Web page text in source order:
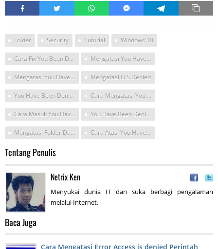
Folder Security Tutorial Windows 10
Cara Fix You Been Denied Permission To Access This Folder Mengatasi You Have Been Denied Permission To Access This Folder
Mengatasi You Have Been Denied Permission To Acces This Folder Mengatasi O S Denied
You Have Been Denied Permission To Access This Folder Trus Membukanya Gmna Cara Mengatasi You Have Been Denied Permission To Access This Folder
Cara Masuk You Have Been Denied Permission To Access This Folder You Have Been Denied Permission To Acces This Folder
Mengatasi Folder Danied Permission Cara Atasi You Have Been Denied Permission To Access This Folder
Tentang Penulis
Netrix Ken
Menyukai dunia IT dan suka berbagi pengalaman
melalui Internet.
Baca Juga
Cara Mengatasi Error Access is denied Perintah